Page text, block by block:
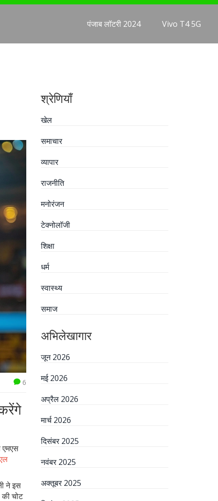
पंजाब लॉटरी 2024 Vivo T4 5G
6
एमएस
ने इस
चोट
श्रेणियाँ
खेल
समाचार
व्यापार
राजनीति
मनोरंजन
टेक्नोलॉजी
शिक्षा
धर्म
स्वास्थ्य
समाज
अभिलेखागार
जून 2026
मई 2026
अप्रैल 2026
मार्च 2026
दिसंबर 2025
नवंबर 2025
अक्तूबर 2025